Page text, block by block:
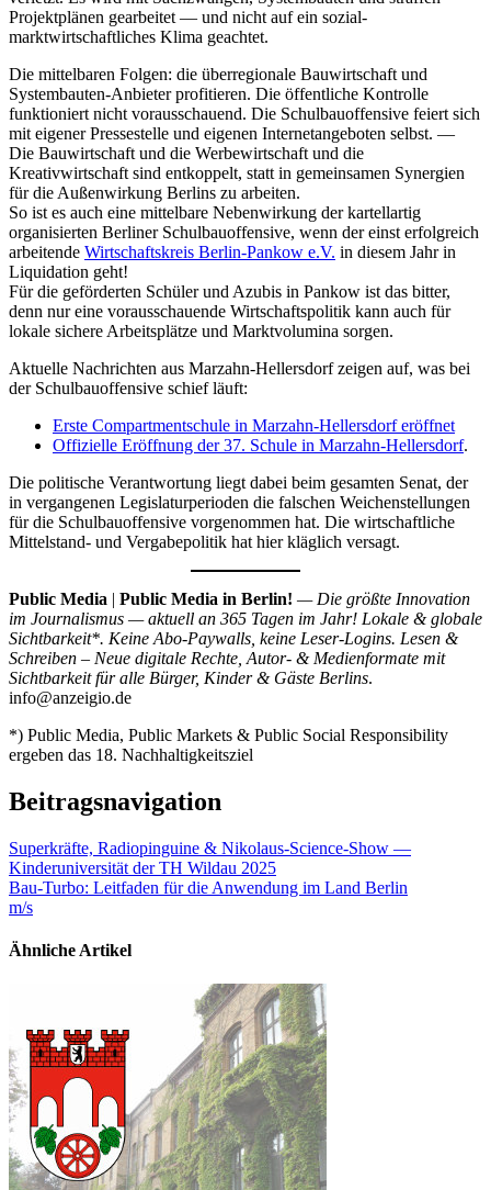
Projektplänen gearbeitet — und nicht auf ein sozial-
marktwirtschaftliches Klima geachtet.
Die mittelbaren Folgen: die überregionale Bauwirtschaft und
Systembauten-Anbieter profitieren. Die öffentliche Kontrolle
funktioniert nicht vorausschauend. Die Schulbauoffensive feiert sich
mit eigener Pressestelle und eigenen Internetangeboten selbst. —
Die Bauwirtschaft und die Werbewirtschaft und die
Kreativwirtschaft sind entkoppelt, statt in gemeinsamen Synergien
für die Außenwirkung Berlins zu arbeiten.
So ist es auch eine mittelbare Nebenwirkung der kartellartig
organisierten Berliner Schulbauoffensive, wenn der einst erfolgreich
arbeitende Wirtschaftskreis Berlin-Pankow e.V. in diesem Jahr in
Liquidation geht!
Für die geförderten Schüler und Azubis in Pankow ist das bitter,
denn nur eine vorausschauende Wirtschaftspolitik kann auch für
lokale sichere Arbeitsplätze und Marktvolumina sorgen.
Aktuelle Nachrichten aus Marzahn-Hellersdorf zeigen auf, was bei
der Schulbauoffensive schief läuft:
Erste Compartmentschule in Marzahn-Hellersdorf eröffnet
Offizielle Eröffnung der 37. Schule in Marzahn-Hellersdorf.
Die politische Verantwortung liegt dabei beim gesamten Senat, der
in vergangenen Legislaturperioden die falschen Weichenstellungen
für die Schulbauoffensive vorgenommen hat. Die wirtschaftliche
Mittelstand- und Vergabepolitik hat hier kläglich versagt.
Public Media | Public Media in Berlin! — Die größte Innovation
im Journalismus — aktuell an 365 Tagen im Jahr! Lokale & globale
Sichtbarkeit*. Keine Abo-Paywalls, keine Leser-Logins. Lesen &
Schreiben – Neue digitale Rechte, Autor- & Medienformate mit
Sichtbarkeit für alle Bürger, Kinder & Gäste Berlins.
info@anzeigio.de
*) Public Media, Public Markets & Public Social Responsibility
ergeben das 18. Nachhaltigkeitsziel
Beitragsnavigation
Superkräfte, Radiopinguine & Nikolaus-Science-Show —
Kinderuniversität der TH Wildau 2025
Bau-Turbo: Leitfaden für die Anwendung im Land Berlin
m/s
Ähnliche Artikel